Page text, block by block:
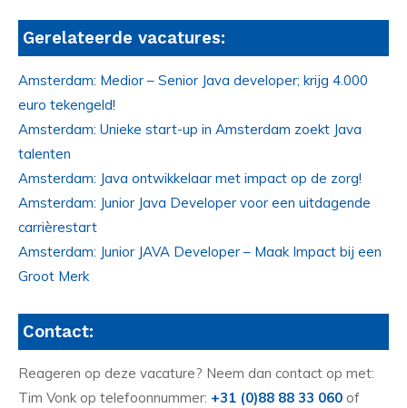
Gerelateerde vacatures:
Amsterdam: Medior – Senior Java developer; krijg 4.000
euro tekengeld!
Amsterdam: Unieke start-up in Amsterdam zoekt Java
talenten
Amsterdam: Java ontwikkelaar met impact op de zorg!
Amsterdam: Junior Java Developer voor een uitdagende
carrièrestart
Amsterdam: Junior JAVA Developer – Maak Impact bij een
Groot Merk
Contact:
Reageren op deze vacature? Neem dan contact op met:
Tim Vonk op telefoonnummer: +31 (0)88 88 33 060 of